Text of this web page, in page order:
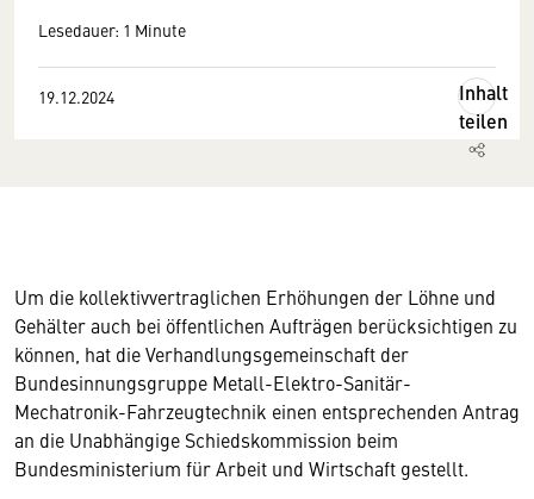
Lesedauer: 1 Minute
19.12.2024
Inhalt
teilen
Um die kollektivvertraglichen Erhöhungen der Löhne und
Gehälter auch bei öffentlichen Aufträgen berücksichtigen zu
können, hat die Verhandlungsgemeinschaft der
Bundesinnungsgruppe Metall-Elektro-Sanitär-
Mechatronik-Fahrzeugtechnik einen entsprechenden Antrag
an die Unabhängige Schiedskommission beim
Bundesministerium für Arbeit und Wirtschaft gestellt.